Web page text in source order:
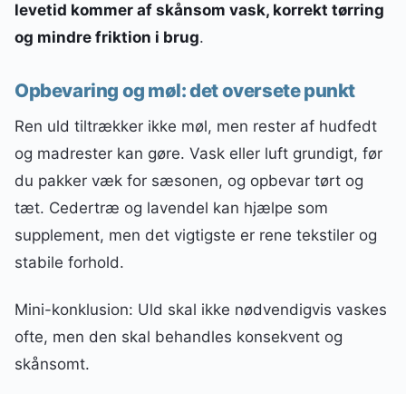
levetid kommer af skånsom vask, korrekt tørring
og mindre friktion i brug.
Opbevaring og møl: det oversete punkt
Ren uld tiltrækker ikke møl, men rester af hudfedt
og madrester kan gøre. Vask eller luft grundigt, før
du pakker væk for sæsonen, og opbevar tørt og
tæt. Cedertræ og lavendel kan hjælpe som
supplement, men det vigtigste er rene tekstiler og
stabile forhold.
Mini-konklusion: Uld skal ikke nødvendigvis vaskes
ofte, men den skal behandles konsekvent og
skånsomt.